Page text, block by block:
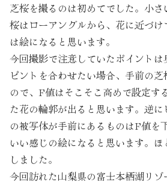
芝桜を撮るのは初めてでした。小
桜はローアングルから、花に近づけ
は絵になると思います。
今回撮影で注意していたポイント
ピントを合わせたい場合、手前の
ので、F値はそこそこ高めで設定す
た花の輪郭が出ると思います。逆
の被写体が手前にあるものはF値を
いい感じの絵になると思います。
しました。
今回訪れた山梨県の富士本栖湖リ